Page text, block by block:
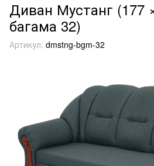
Диван Мустанг (177
багама 32)
Артикул: dmstng-bgm-32